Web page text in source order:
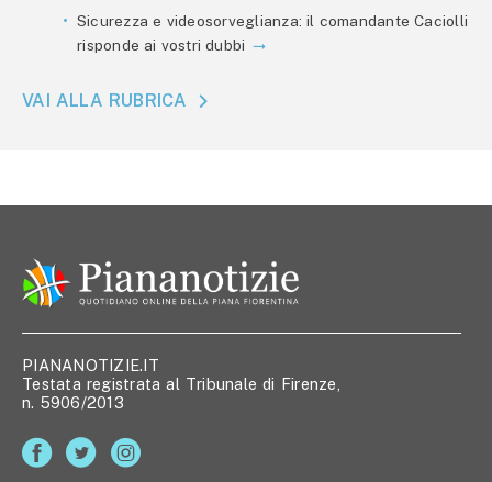
Sicurezza e videosorveglianza: il comandante Caciolli
risponde ai vostri dubbi
VAI ALLA RUBRICA
PIANANOTIZIE.IT
Testata registrata al Tribunale di Firenze,
n. 5906/2013